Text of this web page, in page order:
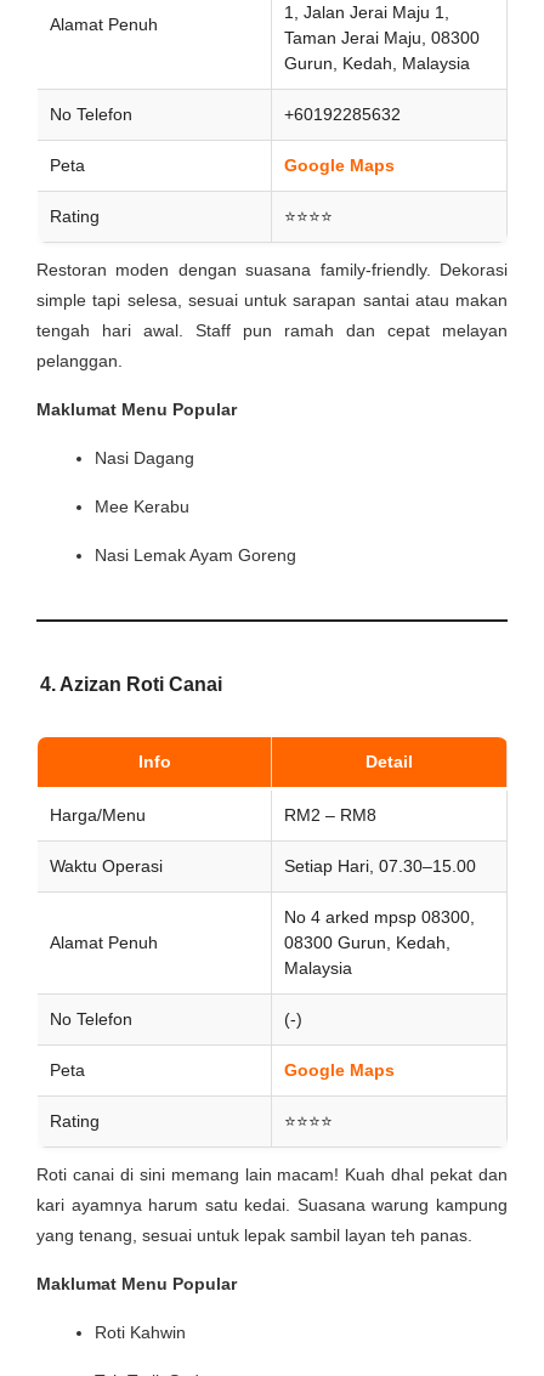
Alamat Penuh
1, Jalan Jerai Maju 1,
Taman Jerai Maju, 08300
Gurun, Kedah, Malaysia
No Telefon +60192285632
Peta Google Maps
Rating ⭐⭐⭐⭐
Restoran moden dengan suasana family-friendly. Dekorasi
simple tapi selesa, sesuai untuk sarapan santai atau makan
tengah hari awal. Staff pun ramah dan cepat melayan
pelanggan.
Maklumat Menu Popular
Nasi Dagang
Mee Kerabu
Nasi Lemak Ayam Goreng
4. Azizan Roti Canai
Info Detail
Harga/Menu RM2 – RM8
Waktu Operasi Setiap Hari, 07.30–15.00
Alamat Penuh
No 4 arked mpsp 08300,
08300 Gurun, Kedah,
Malaysia
No Telefon (-)
Peta Google Maps
Rating ⭐⭐⭐⭐
Roti canai di sini memang lain macam! Kuah dhal pekat dan
kari ayamnya harum satu kedai. Suasana warung kampung
yang tenang, sesuai untuk lepak sambil layan teh panas.
Maklumat Menu Popular
Roti Kahwin